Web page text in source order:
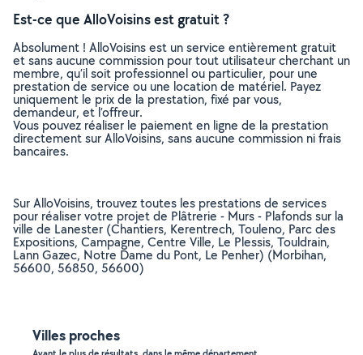
Est-ce que AlloVoisins est gratuit ?
Absolument ! AlloVoisins est un service entièrement gratuit
et sans aucune commission pour tout utilisateur cherchant un
membre, qu’il soit professionnel ou particulier, pour une
prestation de service ou une location de matériel. Payez
uniquement le prix de la prestation, fixé par vous,
demandeur, et l’offreur.
Vous pouvez réaliser le paiement en ligne de la prestation
directement sur AlloVoisins, sans aucune commission ni frais
bancaires.
Sur AlloVoisins, trouvez toutes les prestations de services
pour réaliser votre projet de Plâtrerie - Murs - Plafonds sur la
ville de Lanester (Chantiers, Kerentrech, Touleno, Parc des
Expositions, Campagne, Centre Ville, Le Plessis, Touldrain,
Lann Gazec, Notre Dame du Pont, Le Penher) (Morbihan,
56600, 56850, 56600)
Villes proches